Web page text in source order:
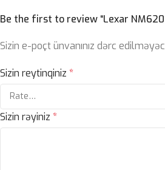
Be the first to review “Lexar NM620
Sizin e-poçt ünvanınız dərc
Sizin reytinqiniz *
Sizin rəyiniz *